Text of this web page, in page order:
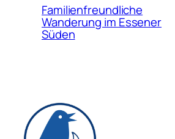
Familienfreundliche
Wanderung im Essener
Süden